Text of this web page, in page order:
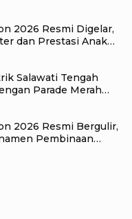
2026 Resmi Digelar,
dan Prestasi Anak
Salawati Tengah
Parade Merah
2026 Resmi Bergulir,
Pembinaan